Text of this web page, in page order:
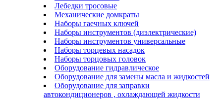
Лебедки тросовые
Механические домкраты
Наборы гаечных ключей
Наборы инструментов (диэлектрические)
Наборы инструментов универсальные
Наборы торцевых насадок
Наборы торцовых головок
Оборудование гидравлическое
Оборудование для замены масла и жидкостей
Оборудование для заправки
автокондиционеров , охлаждающей жидкости